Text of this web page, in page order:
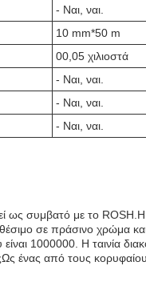
- Ναι, ναι.
10 mm*50 m
00,05 χιλιοστά
- Ναι, ναι.
- Ναι, ναι.
- Ναι, ναι.
ως συμβατό με το ROSH.Η
σε πράσινο χρώμα
1000000. Η ταινία
ένας από τους